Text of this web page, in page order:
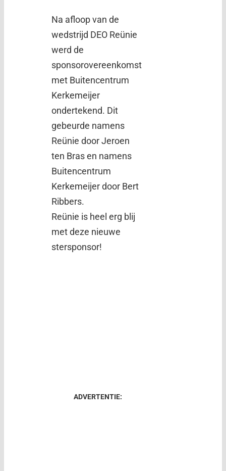
Na afloop van de
wedstrijd DEO Reünie
werd de
sponsorovereenkomst
met Buitencentrum
Kerkemeijer
ondertekend. Dit
gebeurde namens
Reünie door Jeroen
ten Bras en namens
Buitencentrum
Kerkemeijer door Bert
Ribbers.
Reünie is heel erg blij
met deze nieuwe
stersponsor!
ADVERTENTIE: